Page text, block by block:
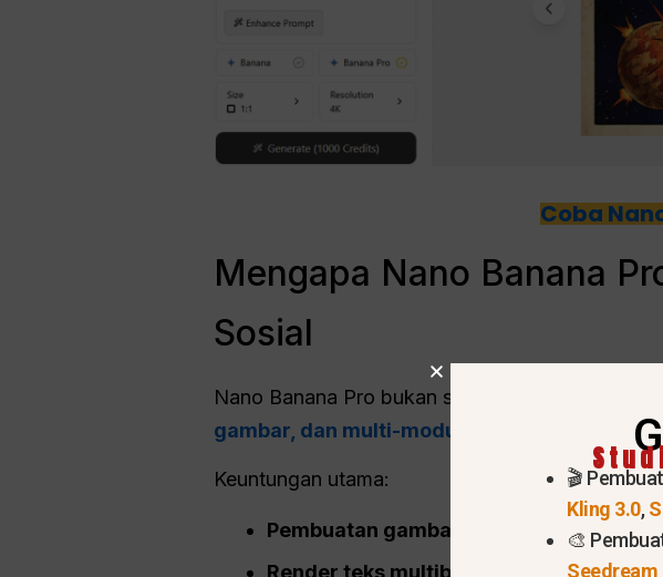
Coba
Mengapa Nano Banana
Sosial
Nano Banana Pro bukan sekadar generator AI
gambar, dan multi-modus
Dirancang untuk
Keuntungan utama:
Pembuatan gambar 2K–4K
untuk
Render teks multibahasa yang akurat
🎬
Kling 3.0,
🎨
Seedream